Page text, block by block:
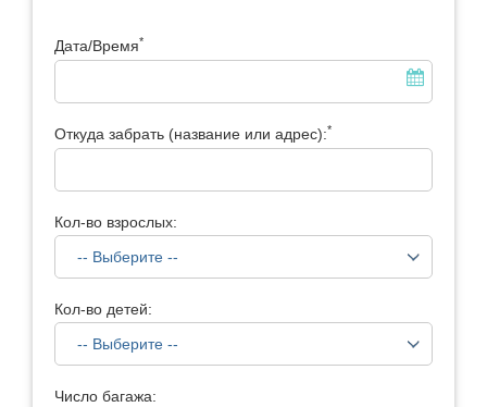
Дата/Время*
Откуда забрать (название или адрес):*
Кол-во взрослых:
Кол-во детей:
Число багажа: